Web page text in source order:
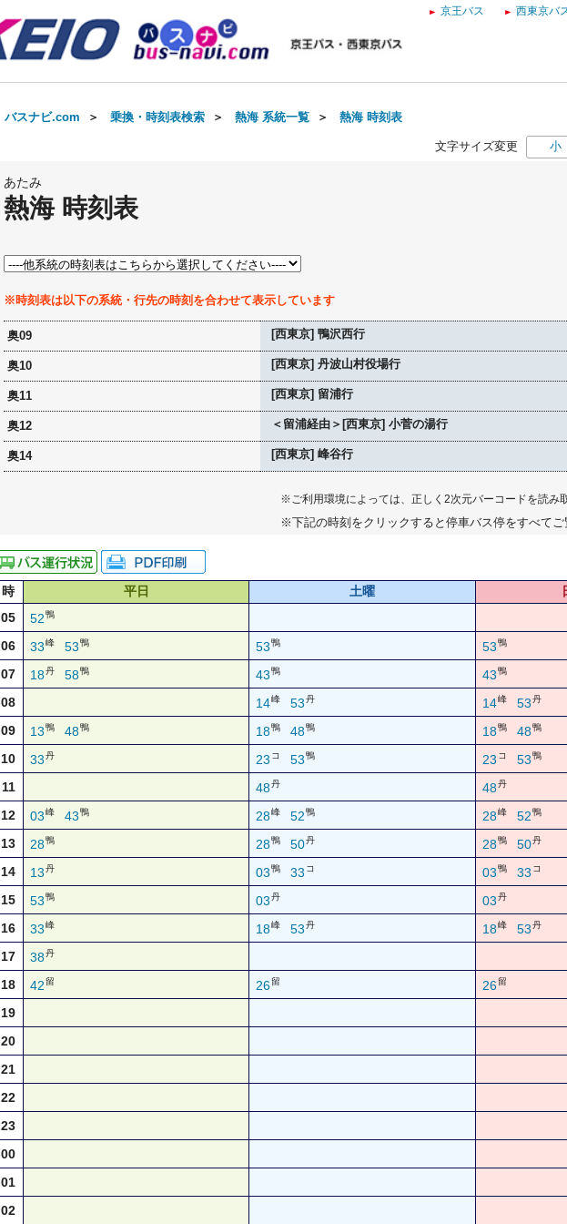
京王バス 西東京バ
バスナビ.com ＞ 乗換・時刻表検索 ＞ 熱海 系統一覧 ＞ 熱海 時刻表
文字サイズ変更 小
あたみ
熱海 時刻表
※時刻表は以下の系統・行先の時刻を合わせて表示しています
奥09 [西東京] 鴨沢西行
奥10 [西東京] 丹波山村役場行
奥11 [西東京] 留浦行
奥12 ＜留浦経由＞[西東京] 小菅の湯行
奥14 [西東京] 峰谷行
※ご利用環境によっては、正しく2次元バーコードを読み
※下記の時刻をクリックすると停車バス停をすべてご
時 平日 土曜
05
52鴨
06 33峰 53鴨 53鴨 53鴨
07 18丹 58鴨 43鴨 43鴨
08 14峰 53丹 14峰 53丹
09 13鴨 48鴨 18鴨 48鴨 18鴨 48鴨
10 33丹 23 コ 53鴨 23 コ 53鴨
11 48丹 48丹
12 03峰 43鴨 28峰 52鴨 28峰 52鴨
13 28鴨 28鴨 50丹 28鴨 50丹
14 13丹 03鴨 33 コ 03鴨 33 コ
15 53鴨 03丹 03丹
16 33峰 18峰 53丹 18峰 53丹
17 38丹
18 42留 26留 26留
19
20
21
22
23
00
01
02